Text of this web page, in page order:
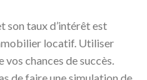
son taux d’intérêt est
locatif. Utiliser
chances de succès.